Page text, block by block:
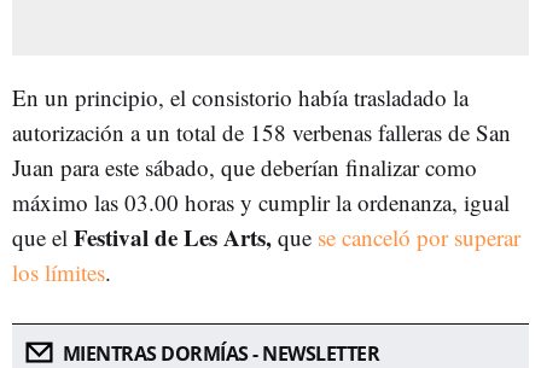
En un principio, el consistorio había trasladado la
autorización a un total de 158 verbenas falleras de San
Juan para este sábado, que deberían finalizar como
máximo las 03.00 horas y cumplir la ordenanza, igual
que el Festival de Les Arts, que se canceló por superar
los límites.
MIENTRAS DORMÍAS - NEWSLETTER